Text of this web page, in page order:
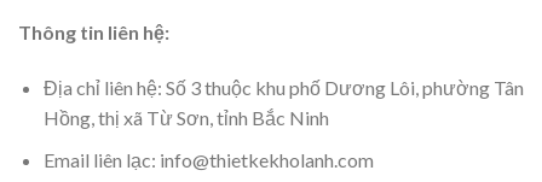
Thông tin liên hệ:
Địa chỉ liên hệ: Số 3 thuộc khu phố Dương Lôi, phường Tân
Hồng, thị xã Từ Sơn, tỉnh Bắc Ninh
Email liên lạc: info@thietkekholanh.com